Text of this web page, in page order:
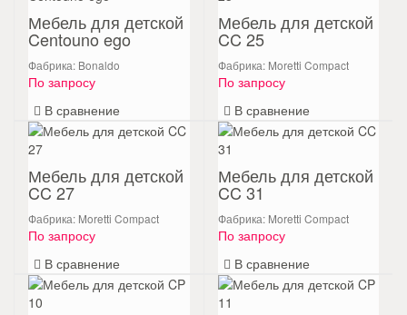
Мебель для детской
Centouno ego
Фабрика: Bonaldo
По запросу
В сравнение
Мебель для детской
CC 25
Фабрика: Moretti Compact
По запросу
В сравнение
Мебель для детской
CC 27
Фабрика: Moretti Compact
По запросу
В сравнение
Мебель для детской
CC 31
Фабрика: Moretti Compact
По запросу
В сравнение